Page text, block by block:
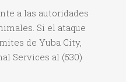
a las autoridades
Si el ataque
de Yuba City,
Services al (530)